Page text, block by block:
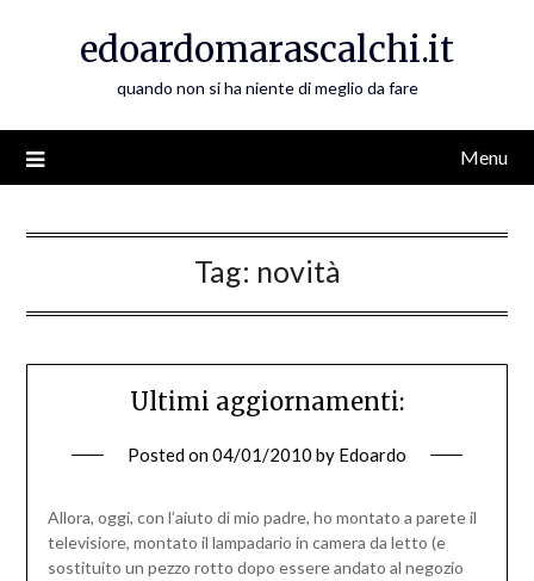
edoardomarascalchi.it
quando non si ha niente di meglio da fare
Menu
Tag: novità
Ultimi aggiornamenti:
Posted on04/01/2010 by Edoardo
Allora, oggi, con l’aiuto di mio padre, ho montato a parete il
televisiore, montato il lampadario in camera da letto (e
sostituito un pezzo rotto dopo essere andato al negozio